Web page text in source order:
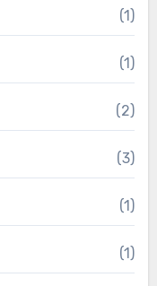
(1)
(1)
(2)
(3)
(1)
(1)